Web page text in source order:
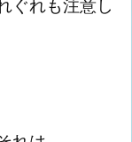
ぐれも注意し